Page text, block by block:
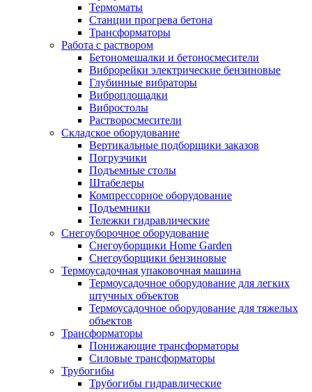
Термоматы
Станции прогрева бетона
Трансформаторы
Работа с раствором
Бетономешалки и бетоносмесители
Виброрейки электрические бензиновые
Глубинные вибраторы
Виброплощадки
Вибростолы
Растворосмесители
Складское оборудование
Вертикальные подборщики заказов
Погрузчики
Подъемные столы
Штабелеры
Компрессорное оборудование
Подъемники
Тележки гидравлические
Снегоуборочное оборудование
Снегоуборщики Home Garden
Снегоуборщики бензиновые
Термоусадочная упаковочная машина
Термоусадочное оборудование для легких
штучных объектов
Термоусадочное оборудование для тяжелых
объектов
Трансформаторы
Понижающие трансформаторы
Силовые трансформаторы
Трубогибы
Трубогибы гидравлические